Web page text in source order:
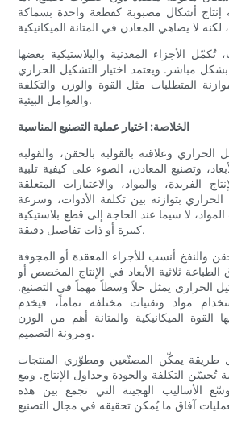
إنتاج أشكال مصبوبة كقطعة واحدة بسماكة
الأجزاء المعدنية والبلاستيكية بعضها
مباشر. ويعتمد اختيار التشكيل الحراري
المتطلبات مثل القوة والوزن والتكلفة
والعوامل البيئية.
الخلاصة: اختيار عملية التصنيع المناسبة
وعلاقته بالقولبة بالحقن، والقولبة
وتصنيع المعادن، الضوء على كيفية تلبية
الفريدة، والمواد، والاعتبارات المتعلقة
الحراري بتوازنه بين تكلفة الأدوات، وسرعة
المواد، لا سيما عند الحاجة إلى قطع بلاستيكية
كبيرة أو ذات تفاصيل دقيقة.
والنفخ أنسب للأجزاء المعقدة أو المجوفة
الطباعة ثلاثية الأبعاد في الإنتاج المخصص أو
الحراري يمثل حلاً وسطاً مهماً في التصنيع.
مواد وتقنيات مختلفة تماماً، فيخدم
القوة الميكانيكية والمتانة أهم من الوزن
ومرونة التصميم.
طريقة يمكّن المصنّعين ومطوّري المنتجات
التكلفة والجودة وجداول الإنتاج. ومع
الأساليب الهجينة التي تجمع بين هذه